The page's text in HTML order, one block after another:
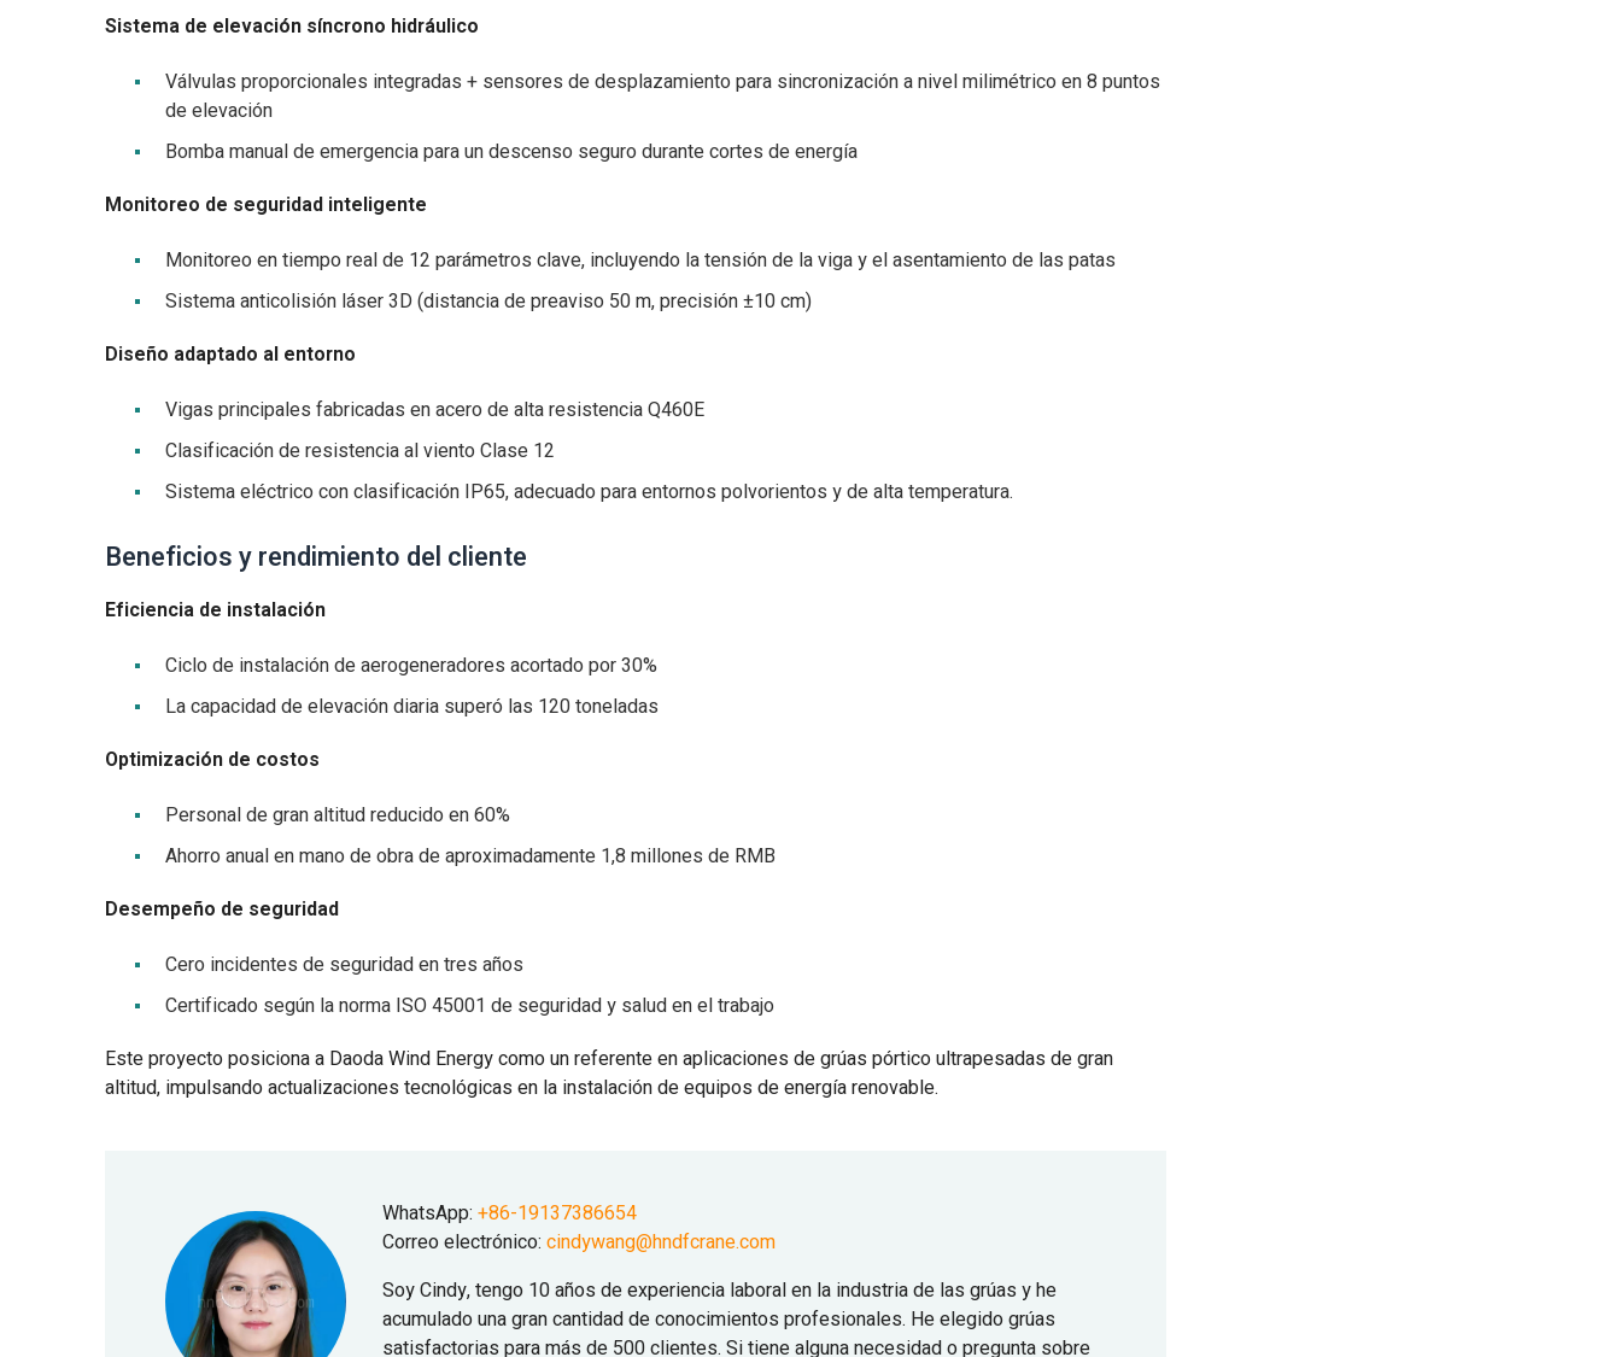
Sistema de elevación síncrono hidráulico
Válvulas proporcionales integradas + sensores de desplazamiento para sincronización a nivel milimétrico en 8 puntos
de elevación
Bomba manual de emergencia para un descenso seguro durante cortes de energía
Monitoreo de seguridad inteligente
Monitoreo en tiempo real de 12 parámetros clave, incluyendo la tensión de la viga y el asentamiento de las patas
Sistema anticolisión láser 3D (distancia de preaviso 50 m, precisión ±10 cm)
Diseño adaptado al entorno
Vigas principales fabricadas en acero de alta resistencia Q460E
Clasificación de resistencia al viento Clase 12
Sistema eléctrico con clasificación IP65, adecuado para entornos polvorientos y de alta temperatura.
Beneficios y rendimiento del cliente
Eficiencia de instalación
Ciclo de instalación de aerogeneradores acortado por 30%
La capacidad de elevación diaria superó las 120 toneladas
Optimización de costos
Personal de gran altitud reducido en 60%
Ahorro anual en mano de obra de aproximadamente 1,8 millones de RMB
Desempeño de seguridad
Cero incidentes de seguridad en tres años
Certificado según la norma ISO 45001 de seguridad y salud en el trabajo
Este proyecto posiciona a Daoda Wind Energy como un referente en aplicaciones de grúas pórtico ultrapesadas de gran
altitud, impulsando actualizaciones tecnológicas en la instalación de equipos de energía renovable.
WhatsApp: +86-19137386654
Correo electrónico: cindywang@hndfcrane.com
Soy Cindy, tengo 10 años de experiencia laboral en la industria de las grúas y he
acumulado una gran cantidad de conocimientos profesionales. He elegido grúas
satisfactorias para más de 500 clientes. Si tiene alguna necesidad o pregunta sobre